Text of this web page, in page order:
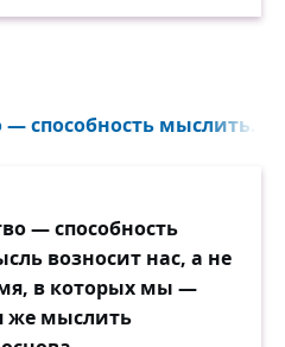
— способность мыслить.
— способность
возносит нас, а не
в которых мы —
же мыслить